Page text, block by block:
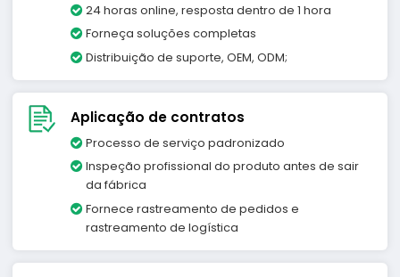
24 horas online, resposta dentro de 1 hora
Forneça soluções completas
Distribuição de suporte, OEM, ODM;
Aplicação de contratos
Processo de serviço padronizado
Inspeção profissional do produto antes de sair
da fábrica
Fornece rastreamento de pedidos e
rastreamento de logística